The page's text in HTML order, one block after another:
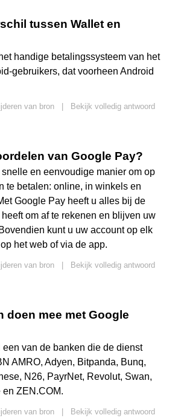
tussen Wallet en
handige betalingssysteem van het
gebruikers, dat voorheen Android
van bron
Bekijk volledig antwoord
van Google Pay?
en eenvoudige manier om op
te betalen: online, in winkels en
Google Pay heeft u alles bij de
om af te rekenen en blijven uw
kunt u uw account op elk
het web of via de app.
van bron
Bekijk volledig antwoord
doen mee met Google
een van de banken die de dienst
AMRO, Adyen, Bitpanda, Bunq,
N26, PayrNet, Revolut, Swan,
ZEN.COM.
van bron
Bekijk volledig antwoord